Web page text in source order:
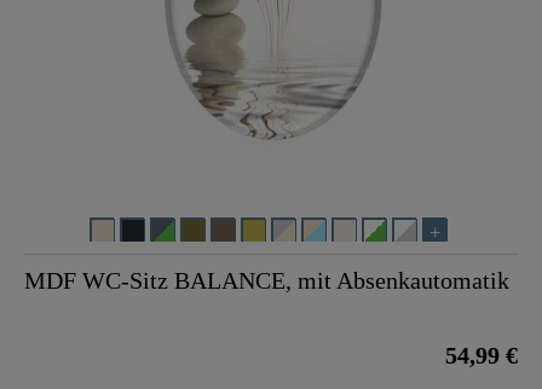
MDF WC-Sitz BALANCE, mit Absenkautomatik
54,99 €